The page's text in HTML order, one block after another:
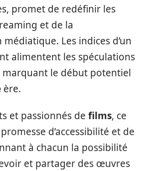
promet de redéfinir les
et de la
Les indices d’un
alimentent les spéculations
marquant le début potentiel
ère.
et passionnés de films, ce
d’accessibilité et de
à chacun la possibilité
et partager des œuvres